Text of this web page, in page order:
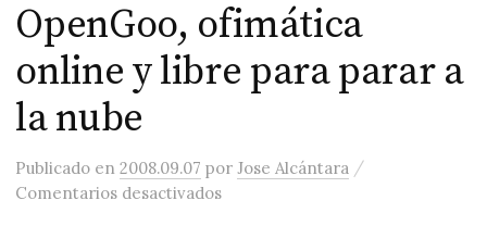
OpenGoo, ofimática
online y libre para parar a
la nube
Publicado en2008.09.07 porJose Alcántara /
Comentarios desactivadosen OpenGoo, ofimática online y